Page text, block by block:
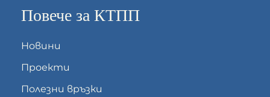
Повече за КТПП
Новини
Проекти
Полезни връзки